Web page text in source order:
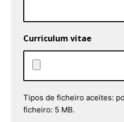
Curriculum vitae
Tipos de ficheiro aceites:
ficheiro: 5 MB.